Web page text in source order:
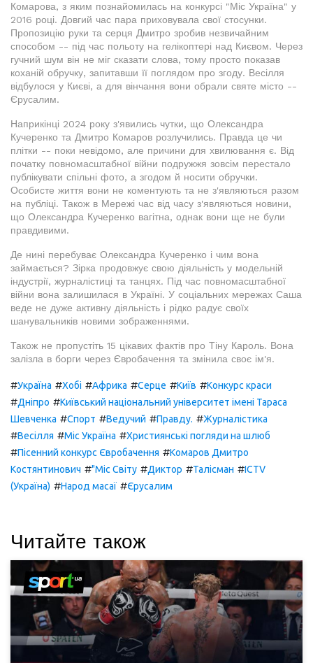
Комарова, з яким познайомилась на конкурсі "Міс Україна" у
2016 році. Довгий час пара приховувала свої стосунки.
Пропозицію руки та серця Дмитро зробив незвичайним
способом -- під час польоту на гелікоптері над Києвом. Через
гучний шум він не міг сказати слова, тому просто показав
коханій обручку, запитавши її поглядом про згоду. Весілля
відбулося у Києві, а для вінчання вони обрали святе місто --
Єрусалим.
Наприкінці 2024 року з'явились чутки, що Олександра
Кучеренко та Дмитро Комаров розлучились. Правда це чи
плітки -- поки невідомо, але причини для хвилювання є. Від
початку повномасштабної війни подружжя зовсім перестало
публікувати спільні фото, а згодом й носити обручки.
Особисте життя вони не коментують та не з'являються разом
на публіці. Також в Мережі час від часу з'являються новини,
що Олександра Кучеренко вагітна, однак вони ще не були
правдивими.
Де нині перебуває Олександра Кучеренко і чим вона
займається? Зірка продовжує свою діяльність у модельній
індустрії, журналістиці та танцях. Під час повномасштабної
війни вона залишилася в Україні. У соціальних мережах Саша
веде не дуже активну діяльність і рідко радує своїх
шанувальників новими зображеннями.
Також не пропустіть 15 цікавих фактів про Тіну Кароль. Вона
залізла в борги через Євробачення та змінила своє ім'я.
#Україна #Хобі #Африка #Серце #Київ #Конкурс краси
#Дніпро #Київський національний університет імені Тараса
Шевченка #Спорт #Ведучий #Правду. #Журналістика
#Весілля #Міс Україна #Християнські погляди на шлюб
#Пісенний конкурс Євробачення #Комаров Дмитро
Костянтинович #"Міс Світу #Диктор #Талісман #ICTV
(Україна) #Народ масаї #Єрусалим
Читайте також